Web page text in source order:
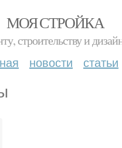
МОЯ СТРОЙКА
строительству и
новости статьи